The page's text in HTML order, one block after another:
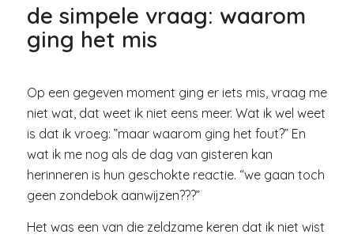
de simpele vraag: waarom
ging het mis
Op een gegeven moment ging er iets mis, vraag me
niet wat, dat weet ik niet eens meer. Wat ik wel weet
is dat ik vroeg: ”maar waarom ging het fout?” En
wat ik me nog als de dag van gisteren kan
herinneren is hun geschokte reactie. “we gaan toch
geen zondebok aanwijzen???”
Het was een van die zeldzame keren dat ik niet wist